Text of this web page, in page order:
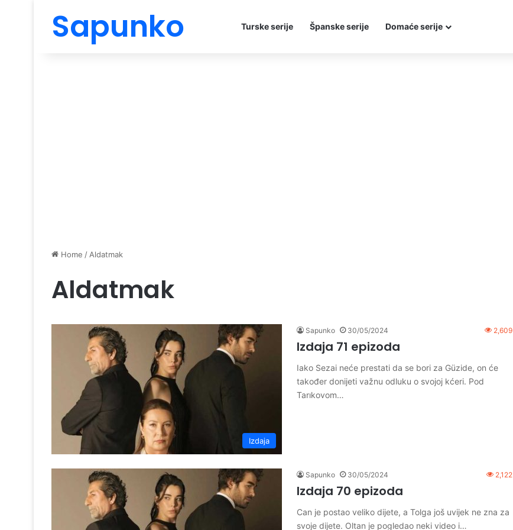
Sapunko Turske serije Španske serije Domaće serije
Home / Aldatmak
Aldatmak
Izdaja
Sapunko 30/05/2024 2,609
Izdaja 71 epizoda
Iako Sezai neće prestati da se bori za Güzide, on će
također donijeti važnu odluku o svojoj kćeri. Pod
Tarıkovom…
Sapunko 30/05/2024 2,122
Izdaja 70 epizoda
Can je postao veliko dijete, a Tolga još uvijek ne zna za
svoje dijete. Oltan je pogledao neki video i…